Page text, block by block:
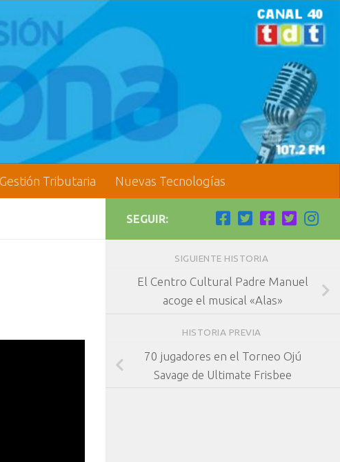
Gestión Tributaria Nuevas Tecnologías
SEGUIR:
SIGUIENTE HISTORIA
El Centro Cultural Padre Manuel
acoge el musical «Alas»
HISTORIA PREVIA
70 jugadores en el Torneo Ojú
Savage de Ultimate Frisbee